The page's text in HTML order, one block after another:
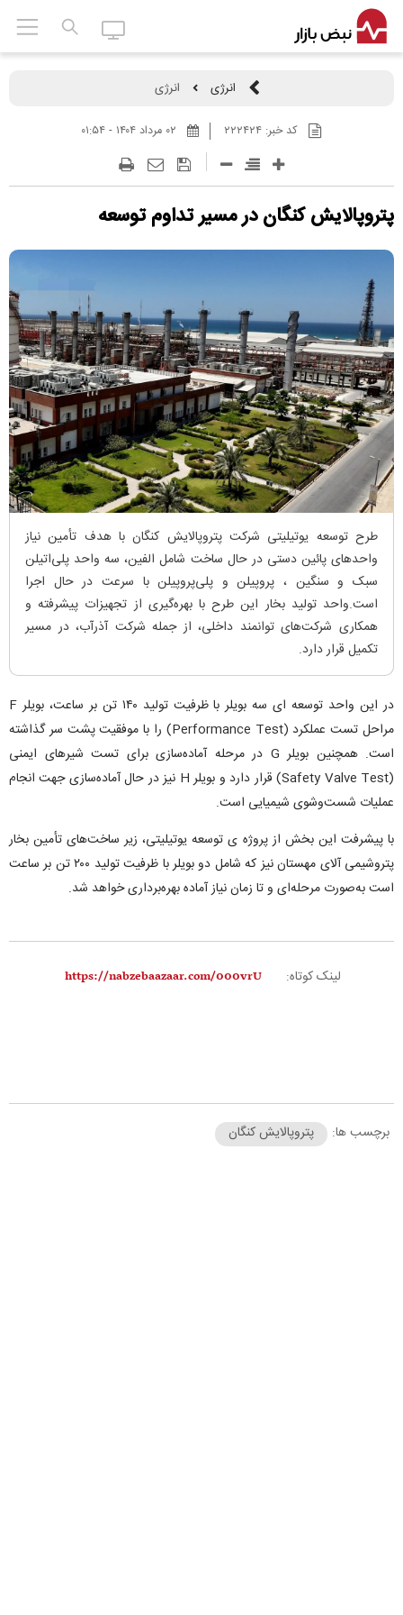
انرژی انرژی
کد خبر:۲۲۲۴۲۴
پتروپالایش کنگان در مسیر تداوم توسعه
طرح توسعه یوتیلیتی شرکت پتروپالایش کنگان با هدف تأمین نیاز
واحدهای پائین دستی در حال ساخت شامل الفین، سه واحد پلی‌اتیلن
سبک و سنگین ، پروپیلن و پلی‌پروپیلن با سرعت در حال اجرا
است.واحد تولید بخار این طرح با بهره‌گیری از تجهیزات پیشرفته و
همکاری شرکت‌های توانمند داخلی، از جمله شرکت آذرآب، در مسیر
تکمیل قرار دارد.
در این واحد توسعه ای سه بویلر با ظرفیت تولید ۱۴۰ تن بر ساعت، بویلر F
مراحل تست عملکرد (Performance Test) را با موفقیت پشت سر گذاشته
است. همچنین بویلر G در مرحله آماده‌سازی برای تست شیرهای ایمنی
(Safety Valve Test) قرار دارد و بویلر H نیز در حال آماده‌سازی جهت انجام
عملیات شست‌وشوی شیمیایی است.
با پیشرفت این بخش از پروژه ی توسعه یوتیلیتی، زیر ساخت‌های تأمین بخار
پتروشیمی آلای مهستان نیز که شامل دو بویلر با ظرفیت تولید ۲۰۰ تن بر ساعت
است به‌صورت مرحله‌ای و تا زمان نیاز آماده بهره‌برداری خواهد شد.
لینک کوتاه:
برچسب ها: پتروپالایش کنگان